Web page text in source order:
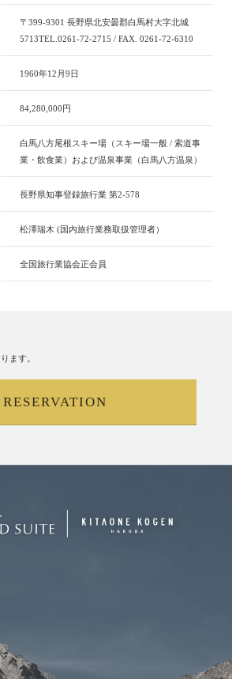
〒399-9301 長野県北安曇郡白馬村大字北城
5713TEL.0261-72-2715 / FAX. 0261-72-6310
1960年12月9日
84,280,000円
白馬八方尾根スキー場（スキー場一般 / 索道事
業・飲食業）および温泉事業（白馬八方温泉）
長野県知事登録旅行業 第2-578
松澤瑞木 (国内旅行業務取扱管理者）
全国旅行業協会正会員
ます。
RESERVATION